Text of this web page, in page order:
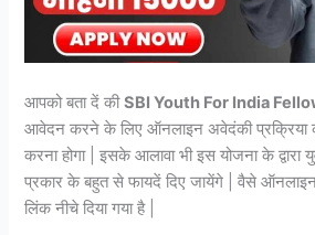
आपको बता दें कीSBI Youth For India
आवेदन करने के लिए ऑनलाइन अवेदंकी प्रक्रिया
करना होगा | इसके आलावा भी इस योजना के
प्रकार के बहुत से फायदें दिए जायेंगे | वैसे
लिंक नीचे दिया गया है |